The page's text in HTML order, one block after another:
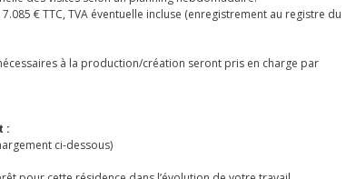
€ TTC, TVA éventuelle incluse (enregistrement au registre du
à la production/création seront pris en charge par
:
ci-dessous)